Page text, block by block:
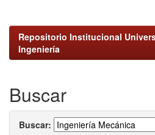
Repositorio Institucional
Ingeniería
Buscar
Buscar: